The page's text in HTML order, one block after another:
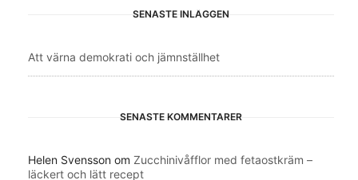
SENASTE INLÄGGEN
Att värna demokrati och jämnställhet
SENASTE KOMMENTARER
Helen Svensson om Zucchinivåfflor med fetaostkräm –
läckert och lätt recept